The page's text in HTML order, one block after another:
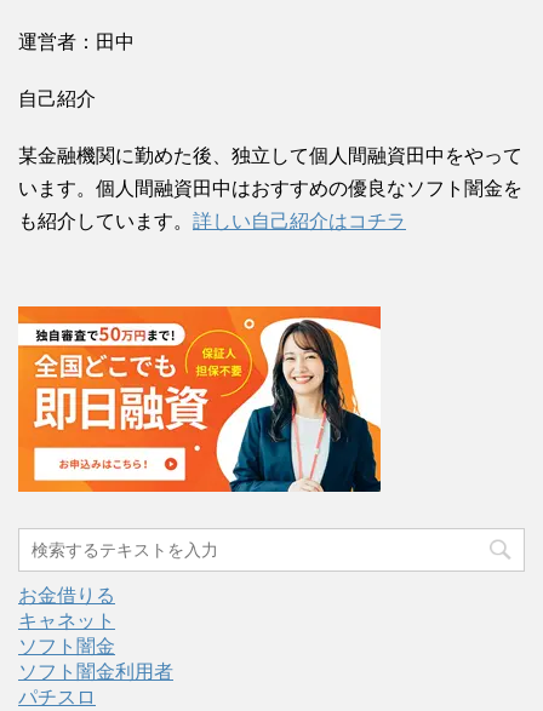
運営者：田中
自己紹介
某金融機関に勤めた後、独立して個人間融資田中をやって
います。個人間融資田中はおすすめの優良なソフト闇金を
も紹介しています。 詳しい自己紹介はコチラ
お金借りる
キャネット
ソフト闇金
ソフト闇金利用者
パチスロ